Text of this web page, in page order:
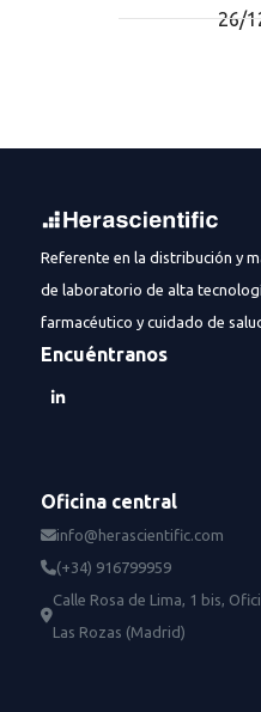
26/
Referente en la distribución y
de laboratorio de alta
farmacéutico y cuidado de
Encuéntranos
Oficina central
info@herascientific.com
(+34) 916799959
Calle Rosa de Lima, 1 bis,
Las Rozas (Madrid)